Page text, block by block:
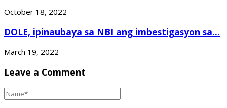
October 18, 2022
DOLE, ipinaubaya sa NBI ang imbestigasyon sa...
March 19, 2022
Leave a Comment